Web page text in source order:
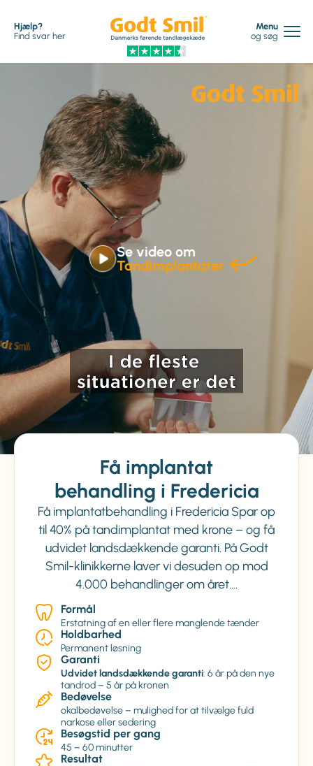
Hjælp?
Find svar her
Menu
og søg
Se video om
Tandimplantater
Få implantat
behandling i Fredericia
Få implantatbehandling i Fredericia Spar op
til 40% på tandimplantat med krone – og få
udvidet landsdækkende garanti. På Godt
Smil-klinikkerne laver vi desuden op mod
4.000 behandlinger om året.…
Formål
Erstatning af en eller flere manglende tænder
Holdbarhed
Permanent løsning
Garanti
Udvidet landsdækkende garanti: 6 år på den nye
tandrod – 5 år på kronen
Bedøvelse
okalbedøvelse – mulighed for at tilvælge fuld
narkose eller sedering
Besøgstid per gang
45 – 60 minutter
Resultat